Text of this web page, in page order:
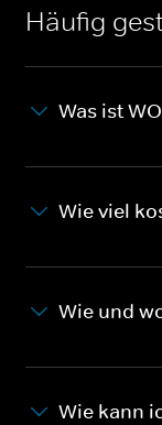
Häufig
Was ist
Wie viel
Wie und
Wie kann